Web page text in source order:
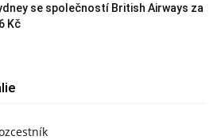
se společností British Airways za
Kč